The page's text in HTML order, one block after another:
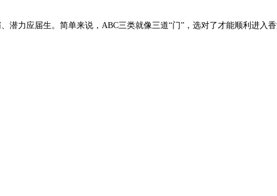
应届生。简单来说，ABC三类就像三道“门”，选对了才能顺利进入香